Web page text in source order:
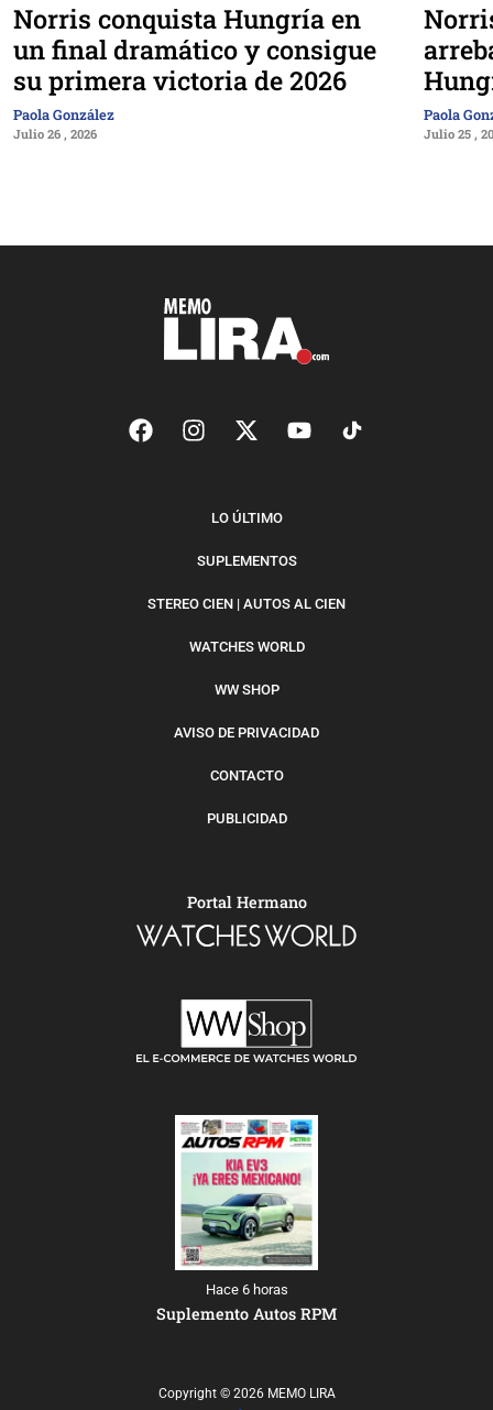
Norris conquista Hungría en
un final dramático y consigue
su primera victoria de 2026
Paola González
Julio 26 , 2026
Paola
Julio 25 ,
LO ÚLTIMO
SUPLEMENTOS
STEREO CIEN | AUTOS AL CIEN
WATCHES WORLD
WW SHOP
AVISO DE PRIVACIDAD
CONTACTO
PUBLICIDAD
Portal Hermano
Hace 6 horas
Suplemento Autos RPM
Copyright © 2026 MEMO LIRA